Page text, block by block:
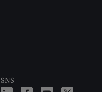
SNS